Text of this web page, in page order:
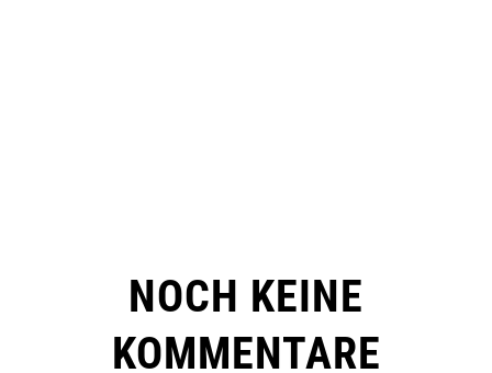
NOCH KEINE
KOMMENTARE